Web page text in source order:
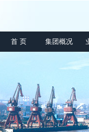
首 页 集团概况